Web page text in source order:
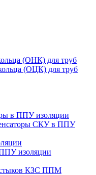
(ОНК) для труб
(ОЦК) для труб
в ППУ изоляции
СКУ в ППУ
изоляции
стыков КЗС ППМ